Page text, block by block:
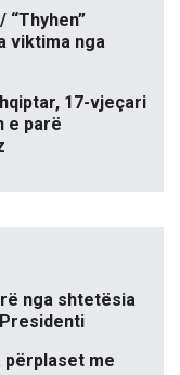
viktima nga
17-vjeçari
e parë
nga shtetësia
përplaset me